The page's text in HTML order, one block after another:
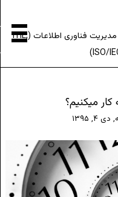
مشاور و مدرس چارچوبها و استانداردهای مدیریت فناوری اطلاعات (ITIL,
ISO/
کار میکنیم؟
۴, ۱۳۹۵